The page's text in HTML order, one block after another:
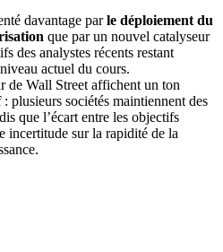
davantage parle déploiement du
que par un nouvel catalyseur
des analystes récents restant
actuel du cours.
de Wall Street affichent un ton
: plusieurs sociétés maintiennent des
que l’écart entre les objectifs
incertitude sur la rapidité de la